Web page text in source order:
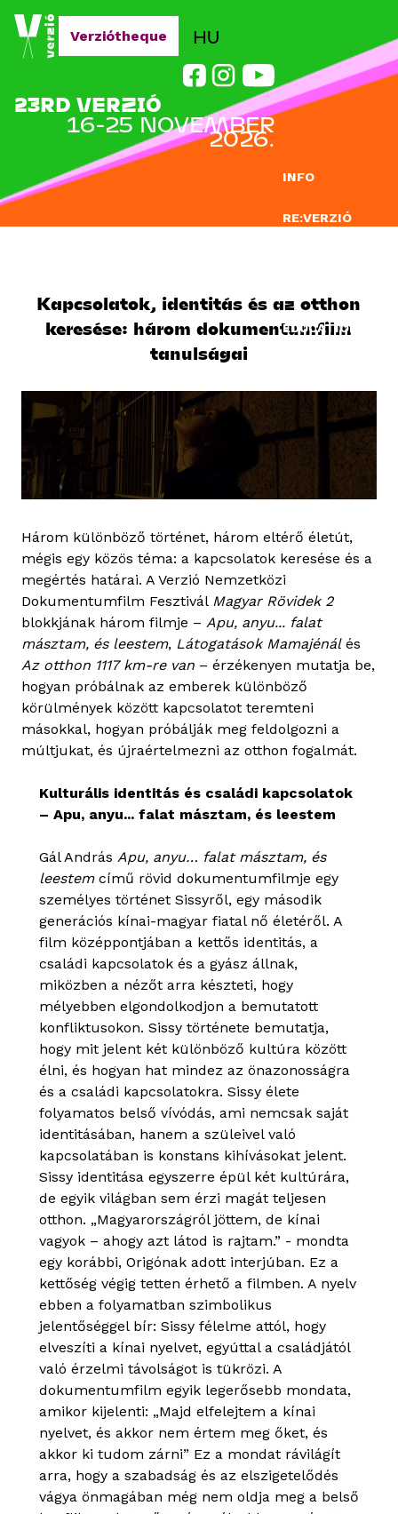
Jump to navigation
INFO
RE:VERZIÓ
EDUCATION
HU
23RD VERZIÓ
16-25 NOVEMBER
2026.
Verziótheque
Kapcsolatok, identitás és az otthon
keresése: három dokumentumfilm
tanulságai
Három különböző történet, három eltérő életút,
mégis egy közös téma: a kapcsolatok keresése és a
megértés határai. A Verzió Nemzetközi
Dokumentumfilm Fesztivál Magyar Rövidek 2
blokkjának három filmje – Apu, anyu... falat
másztam, és leestem, Látogatások Mamajénálés
Az otthon 1117 km-re van – érzékenyen mutatja be,
hogyan próbálnak az emberek különböző
körülmények között kapcsolatot teremteni
másokkal, hogyan próbálják meg feldolgozni a
múltjukat, és újraértelmezni az otthon fogalmát.
Kulturális identitás és családi kapcsolatok
– Apu, anyu... falat másztam, és leestem
Gál András Apu, anyu… falat másztam, és
leestemcímű rövid dokumentumfilmje egy
személyes történet Sissyről, egy második
generációs kínai-magyar fiatal nő életéről. A
film középpontjában a kettős identitás, a
családi kapcsolatok és a gyász állnak,
miközben a nézőt arra készteti, hogy
mélyebben elgondolkodjon a bemutatott
konfliktusokon. Sissy története bemutatja,
hogy mit jelent két különböző kultúra között
élni, és hogyan hat mindez az önazonosságra
és a családi kapcsolatokra. Sissy élete
folyamatos belső vívódás, ami nemcsak saját
identitásában, hanem a szüleivel való
kapcsolatában is konstans kihívásokat jelent.
Sissy identitása egyszerre épül két kultúrára,
de egyik világban sem érzi magát teljesen
otthon. „Magyarországról jöttem, de kínai
vagyok – ahogy azt látod is rajtam.” - mondta
egy korábbi, Origónak adott interjúban. Ez a
kettőség végig tetten érhető a filmben. A nyelv
ebben a folyamatban szimbolikus
jelentőséggel bír: Sissy félelme attól, hogy
elveszíti a kínai nyelvet, egyúttal a családjától
való érzelmi távolságot is tükrözi. A
dokumentumfilm egyik legerősebb mondata,
amikor kijelenti: „Majd elfelejtem a kínai
nyelvet, és akkor nem értem meg őket, és
akkor ki tudom zárni” Ez a mondat rávilágít
arra, hogy a szabadság és az elszigetelődés
vágya önmagában még nem oldja meg a belső